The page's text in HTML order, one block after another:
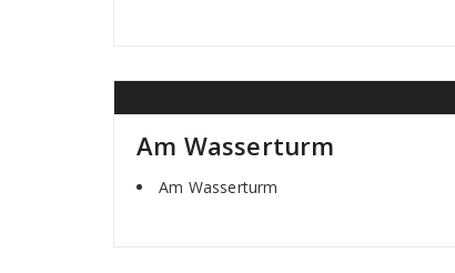
Am Wasserturm
Am Wasserturm